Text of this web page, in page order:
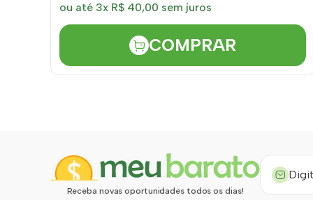
ou até 3x R$ 40,00 sem juros
COMPRAR
Receba novas oportunidades todos os dias!